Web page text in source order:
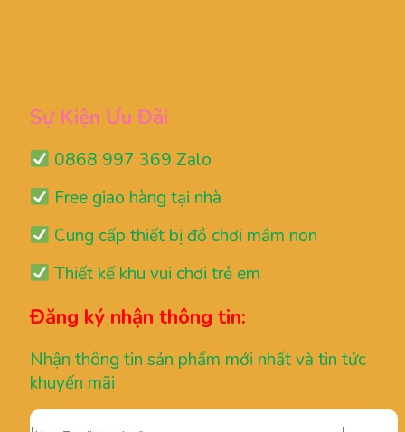
Sự Kiện Ưu Đãi
0868 997 369 Zalo
Free giao hàng tại nhà
Cung cấp thiết bị đồ chơi mầm non
Thiết kế khu vui chơi trẻ em
Đăng ký nhận thông tin:
Nhận thông tin sản phẩm mới nhất và tin tức
khuyến mãi